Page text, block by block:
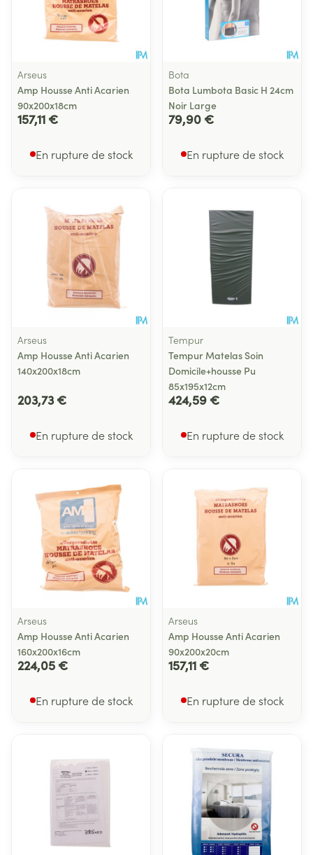
Arseus
Amp Housse Anti Acarien
90x200x18cm
157,11 €
En rupture de stock
Bota
Bota Lumbota Basic H 24cm
Noir Large
79,90 €
En rupture de stock
Arseus
Amp Housse Anti Acarien
140x200x18cm
203,73 €
En rupture de stock
Tempur
Tempur Matelas Soin
Domicile+housse Pu
85x195x12cm
424,59 €
En rupture de stock
Arseus
Amp Housse Anti Acarien
160x200x16cm
224,05 €
En rupture de stock
Arseus
Amp Housse Anti Acarien
90x200x20cm
157,11 €
En rupture de stock